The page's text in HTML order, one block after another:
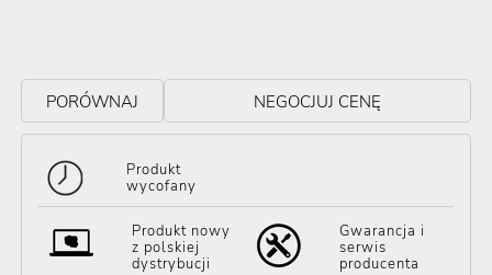
PORÓWNAJ NEGOCJUJ CENĘ
Produkt
wycofany
Produkt nowy
z polskiej
dystrybucji
Gwarancja i
serwis
producenta